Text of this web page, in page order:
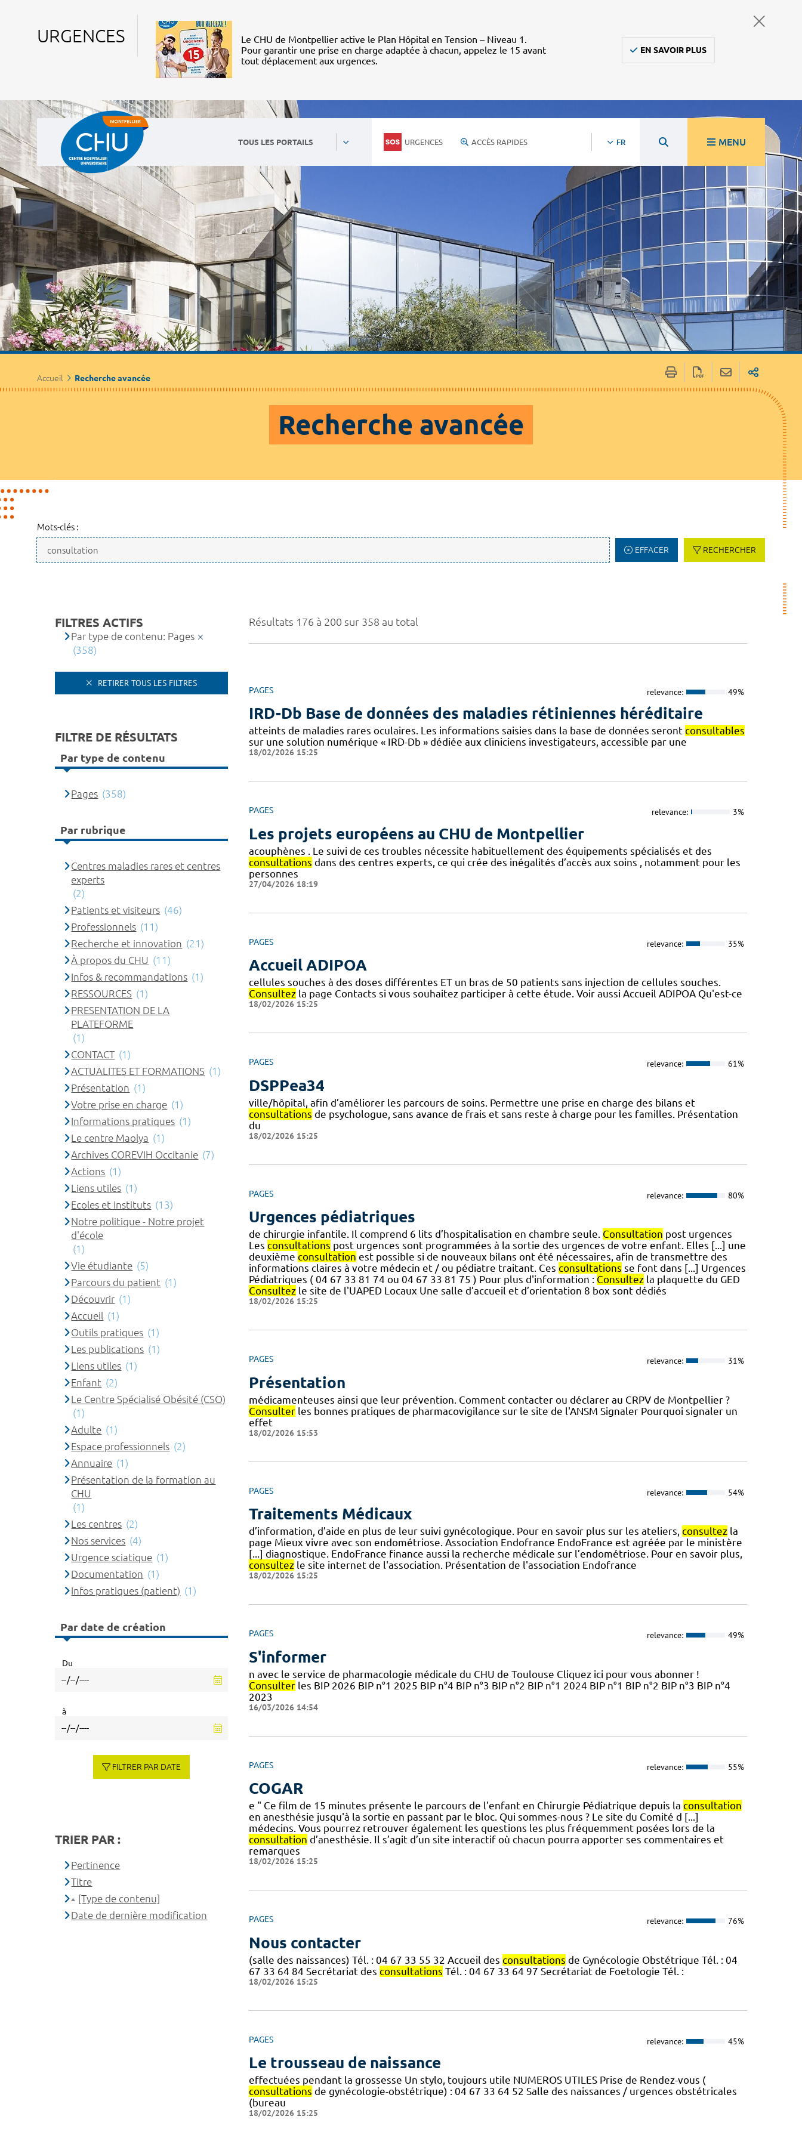
URGENCES
Le CHU de Montpellier active le Plan Hôpital en Tension – Niveau 1.
Pour garantir une prise en charge adaptée à chacun, appelez le 15 avant
tout déplacement aux urgences.
EN SAVOIR PLUS
TOUS LES PORTAILS URGENCES ACCÈS RAPIDES FR MENU
Accueil Recherche avancée
Recherche avancée
Mots-clés :
EFFACER RECHERCHER
Résultats 176 à 200 sur 358 au total
PAGES relevance: 49%
IRD-Db Base de données des maladies rétiniennes héréditaire
atteints de maladies rares oculaires. Les informations saisies dans la base de données seront consultables
sur une solution numérique « IRD-Db » dédiée aux cliniciens investigateurs, accessible par une
18/02/2026 15:25
PAGES relevance: 3%
Les projets européens au CHU de Montpellier
acouphènes . Le suivi de ces troubles nécessite habituellement des équipements spécialisés et des
consultations dans des centres experts, ce qui crée des inégalités d’accès aux soins , notamment pour les
personnes
27/04/2026 18:19
PAGES relevance: 35%
Accueil ADIPOA
cellules souches à des doses différentes ET un bras de 50 patients sans injection de cellules souches.
Consultezla page Contacts si vous souhaitez participer à cette étude. Voir aussi Accueil ADIPOA Qu'est-ce
18/02/2026 15:25
PAGES relevance: 61%
DSPPea34
ville/hôpital, afin d’améliorer les parcours de soins. Permettre une prise en charge des bilans et
consultations de psychologue, sans avance de frais et sans reste à charge pour les familles. Présentation
du
18/02/2026 15:25
PAGES relevance: 80%
Urgences pédiatriques
de chirurgie infantile. Il comprend 6 lits d’hospitalisation en chambre seule. Consultation post urgences
Les consultations post urgences sont programmées à la sortie des urgences de votre enfant. Elles [...] une
deuxième consultation est possible si de nouveaux bilans ont été nécessaires, afin de transmettre des
informations claires à votre médecin et / ou pédiatre traitant. Ces consultations se font dans [...] Urgences
Pédiatriques ( 04 67 33 81 74 ou 04 67 33 81 75 ) Pour plus d'information : Consultezla plaquette du GED
Consultezle site de l'UAPED Locaux Une salle d’accueil et d’orientation 8 box sont dédiés
18/02/2026 15:25
PAGES relevance: 31%
Présentation
médicamenteuses ainsi que leur prévention. Comment contacter ou déclarer au CRPV de Montpellier ?
Consulterles bonnes pratiques de pharmacovigilance sur le site de l'ANSM Signaler Pourquoi signaler un
effet
18/02/2026 15:53
PAGES relevance: 54%
Traitements Médicaux
d’information, d’aide en plus de leur suivi gynécologique. Pour en savoir plus sur les ateliers, consultezla
page Mieux vivre avec son endométriose. Association Endofrance EndoFrance est agréée par le ministère
[...] diagnostique. EndoFrance finance aussi la recherche médicale sur l’endométriose. Pour en savoir plus,
consultezle site internet de l'association. Présentation de l'association Endofrance
18/02/2026 15:25
PAGES relevance: 49%
S'informer
n avec le service de pharmacologie médicale du CHU de Toulouse Cliquez ici pour vous abonner !
Consulterles BIP 2026 BIP n°1 2025 BIP n°4 BIP n°3 BIP n°2 BIP n°1 2024 BIP n°1 BIP n°2 BIP n°3 BIP n°4
2023
16/03/2026 14:54
PAGES relevance: 55%
COGAR
e " Ce film de 15 minutes présente le parcours de l'enfant en Chirurgie Pédiatrique depuis la consultation
en anesthésie jusqu'à la sortie en passant par le bloc. Qui sommes-nous ? Le site du Comité d [...]
médecins. Vous pourrez retrouver également les questions les plus fréquemment posées lors de la
consultation d’anesthésie. Il s’agit d’un site interactif où chacun pourra apporter ses commentaires et
remarques
18/02/2026 15:25
PAGES relevance: 76%
Nous contacter
(salle des naissances) Tél. : 04 67 33 55 32 Accueil des consultations de Gynécologie Obstétrique Tél. : 04
67 33 64 84 Secrétariat des consultations Tél. : 04 67 33 64 97 Secrétariat de Foetologie Tél. :
18/02/2026 15:25
PAGES relevance: 45%
Le trousseau de naissance
effectuées pendant la grossesse Un stylo, toujours utile NUMEROS UTILES Prise de Rendez-vous (
consultations de gynécologie-obstétrique) : 04 67 33 64 52 Salle des naissances / urgences obstétricales
(bureau
18/02/2026 15:25
FILTRES ACTIFS
Par type de contenu: Pages
(358)
RETIRER TOUS LES FILTRES
FILTRE DE RÉSULTATS
Par type de contenu
Pages (358)
Par rubrique
Centres maladies rares et centres
experts
(2)
Patients et visiteurs (46)
Professionnels (11)
Recherche et innovation (21)
À propos du CHU (11)
Infos & recommandations (1)
RESSOURCES (1)
PRESENTATION DE LA
PLATEFORME
(1)
CONTACT (1)
ACTUALITES ET FORMATIONS (1)
Présentation (1)
Votre prise en charge (1)
Informations pratiques (1)
Le centre Maolya (1)
Archives COREVIH Occitanie (7)
Actions (1)
Liens utiles (1)
Ecoles et instituts (13)
Notre politique - Notre projet
d'école
(1)
Vie étudiante (5)
Parcours du patient (1)
Découvrir (1)
Accueil (1)
Outils pratiques (1)
Les publications (1)
Liens utiles (1)
Enfant (2)
Le Centre Spécialisé Obésité (CSO)
(1)
Adulte (1)
Espace professionnels (2)
Annuaire (1)
Présentation de la formation au
CHU
(1)
Les centres (2)
Nos services (4)
Urgence sciatique (1)
Documentation (1)
Infos pratiques (patient) (1)
Par date de création
Du
à
FILTRER PAR DATE
TRIER PAR :
Pertinence
Titre
[Type de contenu]
Date de dernière modification